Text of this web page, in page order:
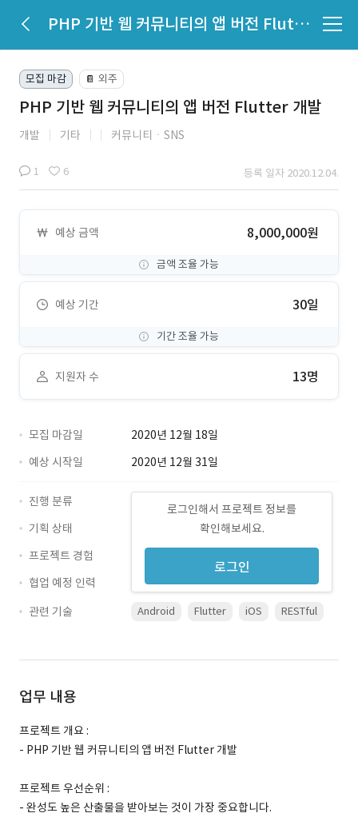
PHP 기반 웹 커뮤니티의 앱 버전 Flutter 개발
모집 마감 📔 외주
PHP 기반 웹 커뮤니티의 앱 버전 Flutter 개발
개발 기타 커뮤니티ㆍSNS
1 6 등록 일자 2020.12.04.
예상 금액 8,000,000원
금액 조율 가능
예상 기간 30일
기간 조율 가능
지원자 수 13명
모집 마감일
2020년 12월 18일
예상 시작일
2020년 12월 31일
로그인해서 프로젝트 정보를
확인해보세요.
로그인
진행 분류
기획 상태
프로젝트 경험
협업 예정 인력
관련 기술
Android Flutter iOS RESTful
업무 내용
프로젝트 개요 :
- PHP 기반 웹 커뮤니티의 앱 버전 Flutter 개발
프로젝트 우선순위 :
- 완성도 높은 산출물을 받아보는 것이 가장 중요합니다.